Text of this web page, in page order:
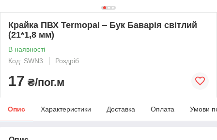
Крайка ПВХ Termopal ‒ Бук Баварія світлий
(21*1,8 мм)
В наявності
Код: SWN3
Роздріб
17 ₴/пог.м
Опис Характеристики Доставка Оплата Умови